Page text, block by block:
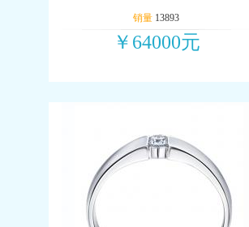
销量 13893
￥64000元